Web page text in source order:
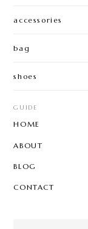
accessories
bag
shoes
GUIDE
HOME
ABOUT
BLOG
CONTACT